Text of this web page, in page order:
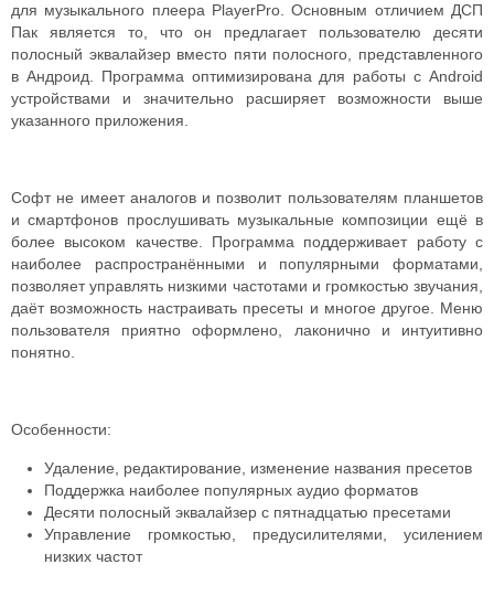
для музыкального плеера PlayerPro. Основным отличием ДСП
Пак является то, что он предлагает пользователю десяти
полосный эквалайзер вместо пяти полосного, представленного
в Андроид. Программа оптимизирована для работы с Android
устройствами и значительно расширяет возможности выше
указанного приложения.
Софт не имеет аналогов и позволит пользователям планшетов
и смартфонов прослушивать музыкальные композиции ещё в
более высоком качестве. Программа поддерживает работу с
наиболее распространёнными и популярными форматами,
позволяет управлять низкими частотами и громкостью звучания,
даёт возможность настраивать пресеты и многое другое. Меню
пользователя приятно оформлено, лаконично и интуитивно
понятно.
Особенности:
Удаление, редактирование, изменение названия пресетов
Поддержка наиболее популярных аудио форматов
Десяти полосный эквалайзер с пятнадцатью пресетами
Управление громкостью, предусилителями, усилением
низких частот